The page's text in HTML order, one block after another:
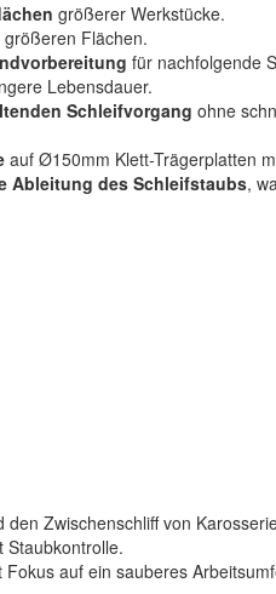
größerer Werkstücke.
größeren Flächen.
für nachfolgende
Lebensdauer.
Schleifvorgang ohne
auf Ø150mm Klett-Trägerplatten
Ableitung des Schleifstaubs,
Zwischenschliff von
Staubkontrolle.
auf ein sauberes